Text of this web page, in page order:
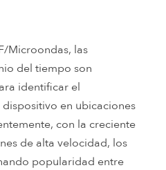
Microondas, las
del tiempo son
identificar el
en ubicaciones
con la creciente
de alta velocidad, los
popularidad entre